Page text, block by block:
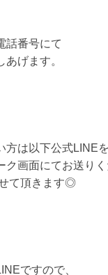
話番号にて
げます。
方は以下公式LINE
ク画面にてお送り
て頂きます◎
ですので、